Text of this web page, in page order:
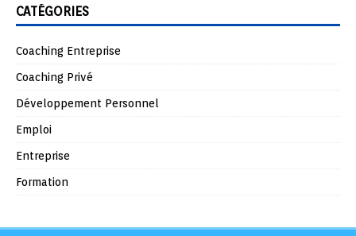
CATÉGORIES
Coaching Entreprise
Coaching Privé
Développement Personnel
Emploi
Entreprise
Formation